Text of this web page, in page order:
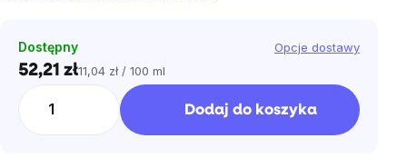
Dostępny Opcje dostawy
52,21 złCena
jednostkowa:
11,04 zł / 100 ml
Dodaj do koszyka